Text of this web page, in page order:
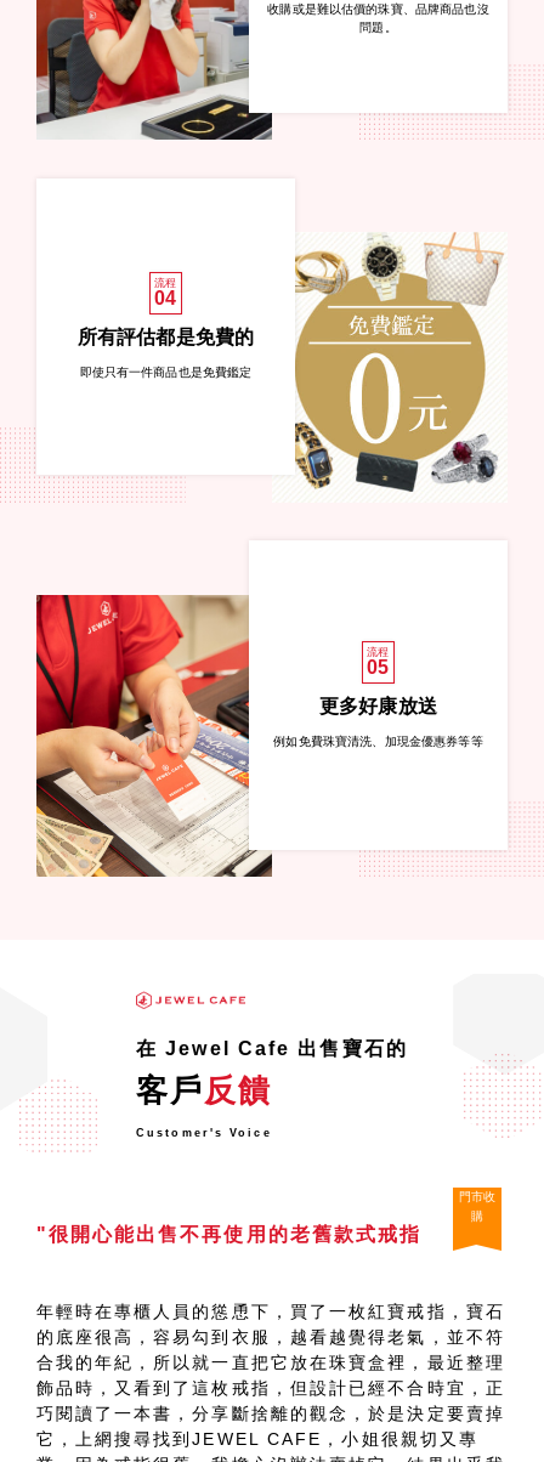
收購或是難以估價的珠寶、品牌商品也沒
問題。
流程
04
所有評估都是免費的
即使只有一件商品也是免費鑑定
流程
05
更多好康放送
例如免費珠寶清洗、加現金優惠券等等
在 Jewel Cafe 出售寶石的
客戶反饋
Customer's Voice
"很開心能出售不再使用的老舊款式戒指
門市收
購
年輕時在專櫃人員的慫恿下，買了一枚紅寶戒指，寶石
的底座很高，容易勾到衣服，越看越覺得老氣，並不符
合我的年紀，所以就一直把它放在珠寶盒裡，最近整理
飾品時，又看到了這枚戒指，但設計已經不合時宜，正
巧閱讀了一本書，分享斷捨離的觀念，於是決定要賣掉
它，上網搜尋找到JEWEL CAFE，小姐很親切又專